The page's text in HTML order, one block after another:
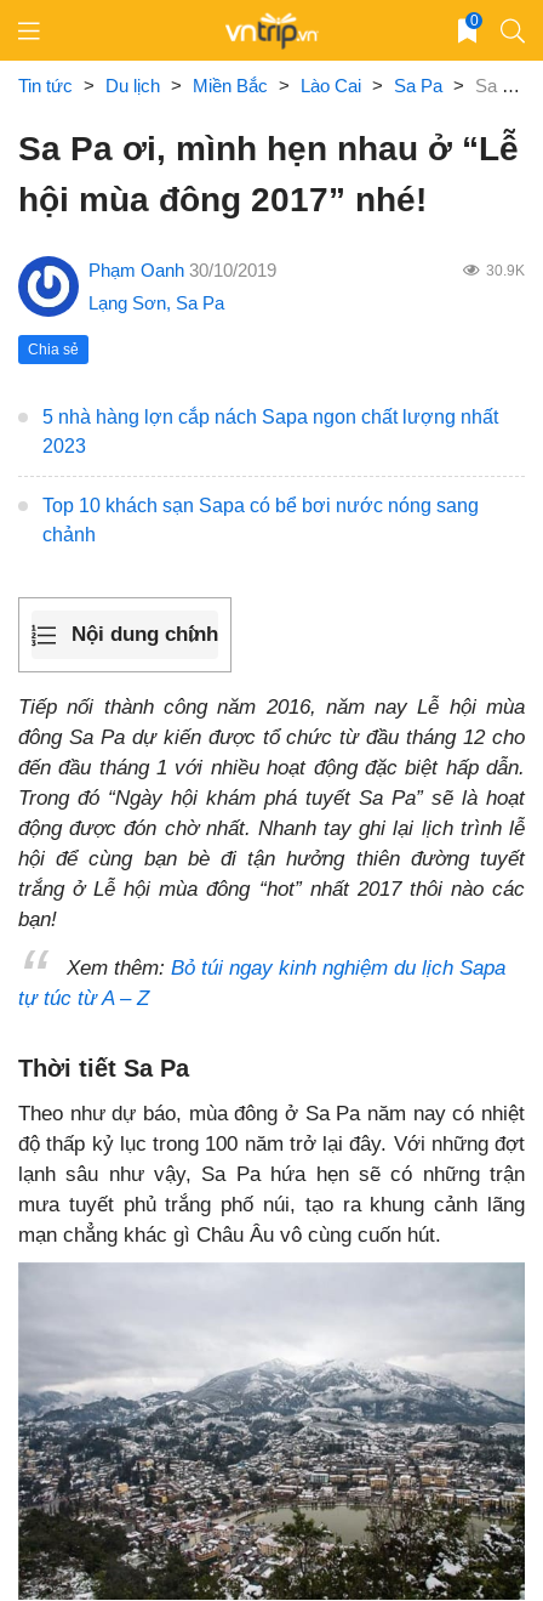
content
0
Tin tức > Du lịch > Miền Bắc > Lào Cai > Sa Pa > Sa Pa ơi, mình hẹn nhau ở “Lễ hội mùa đông 2017” nhé!
Sa Pa ơi, mình hẹn nhau ở “Lễ
hội mùa đông 2017” nhé!
Phạm Oanh 30/10/2019 30.9K
Lạng Sơn, Sa Pa
Chia sẻ
5 nhà hàng lợn cắp nách Sapa ngon chất lượng nhất
2023
Top 10 khách sạn Sapa có bể bơi nước nóng sang
chảnh
Nội dung chính
Tiếp nối thành công năm 2016, năm nay Lễ hội mùa
đông Sa Pa dự kiến được tổ chức từ đầu tháng 12 cho
đến đầu tháng 1 với nhiều hoạt động đặc biệt hấp dẫn.
Trong đó “Ngày hội khám phá tuyết Sa Pa” sẽ là hoạt
động được đón chờ nhất. Nhanh tay ghi lại lịch trình lễ
hội để cùng bạn bè đi tận hưởng thiên đường tuyết
trắng ở Lễ hội mùa đông “hot” nhất 2017 thôi nào các
bạn!
Xem thêm: Bỏ túi ngay kinh nghiệm du lịch Sapa
tự túc từ A – Z
Thời tiết Sa Pa
Theo như dự báo, mùa đông ở Sa Pa năm nay có nhiệt
độ thấp kỷ lục trong 100 năm trở lại đây. Với những đợt
lạnh sâu như vậy, Sa Pa hứa hẹn sẽ có những trận
mưa tuyết phủ trắng phố núi, tạo ra khung cảnh lãng
mạn chẳng khác gì Châu Âu vô cùng cuốn hút.